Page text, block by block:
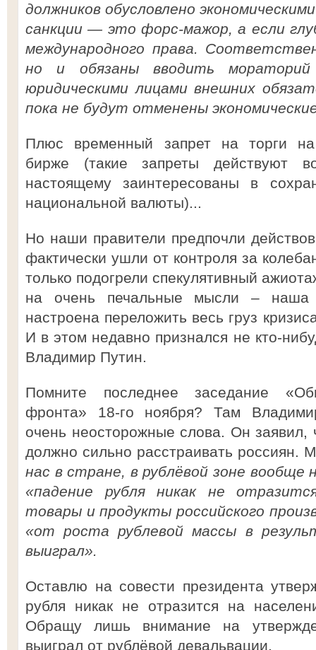
должников обусловлено
санкции — это форс-мажор, а если
международного права.
но и обязаны вводить
юридическими лицами внешних
пока не будут отменены
Плюс временный запрет на торги
бирже (такие запреты действуют
настоящему заинтересованы в
национальной валюты)...
Но наши правители предпочли
фактически ушли от контроля за
только подогрели спекулятивный
на очень печальные мысли – наша
настроена переложить весь груз
И в этом недавно признался не кто-
Владимир Путин.
Помните последнее заседание
фронта» 18-го ноября? Там
очень неосторожные слова. Он заявил,
должно сильно расстраивать россиян.
нас в стране, в рублёвой зоне вообще
«падение рубля никак не
товары и продукты российского
«от роста рублевой массы в
выиграл».
Оставлю на совести президента
рубля никак не отразится на
Обращу лишь внимание на
выиграл от рублёвой девальвации.